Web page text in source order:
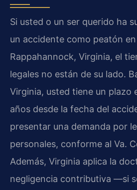
Si usted o un ser querido ha
un accidente como peatón
Rappahannock, Virginia, el
legales no están de su lado.
Virginia, usted tiene un plazo
años desde la fecha del
presentar una demanda por
personales, conforme al Va.
Además, Virginia aplica la
negligencia contributiva —si